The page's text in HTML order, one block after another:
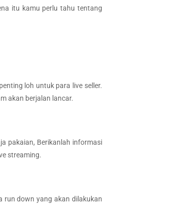
itu kamu perlu tahu tentang
loh untuk para live seller.
akan berjalan lancar.
pakaian, Berikanlah informasi
streaming.
run down yang akan dilakukan